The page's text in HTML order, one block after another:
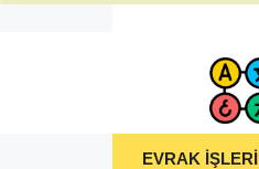
EVRAK İŞLERİ